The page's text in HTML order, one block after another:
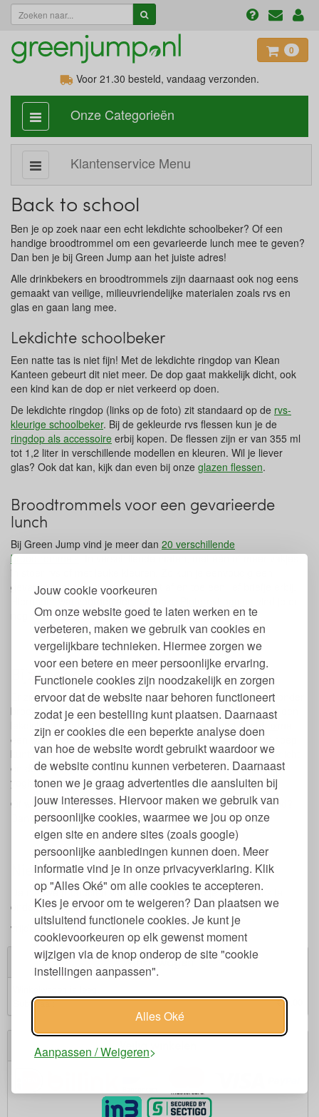
Jouw cookie voorkeuren
Om onze website goed te laten werken en te
verbeteren, maken we gebruik van cookies en
vergelijkbare technieken. Hiermee zorgen we
voor een betere en meer persoonlijke ervaring.
Functionele cookies zijn noodzakelijk en zorgen
ervoor dat de website naar behoren functioneert
zodat je een bestelling kunt plaatsen. Daarnaast
zijn er cookies die een beperkte analyse doen
van hoe de website wordt gebruikt waardoor we
de website continu kunnen verbeteren. Daarnaast
tonen we je graag advertenties die aansluiten bij
jouw interesses. Hiervoor maken we gebruik van
persoonlijke cookies, waarmee we jou op onze
eigen site en andere sites (zoals google)
persoonlijke aanbiedingen kunnen doen. Meer
informatie vind je in onze privacyverklaring. Klik
op "Alles Oké" om alle cookies te accepteren.
Kies je ervoor om te weigeren? Dan plaatsen we
uitsluitend functionele cookies. Je kunt je
cookievoorkeuren op elk gewenst moment
wijzigen via de knop onderop de site "cookie
instellingen aanpassen".
Alles Oké
Aanpassen / Weigeren
0
Voor 21.30 besteld, vandaag verzonden.
categorie
aan,
uit
Onze Categorieën
SubcategorieKlantenservice Menu
Back to school
Ben je op zoek naar een echt lekdichte schoolbeker? Of een
handige broodtrommel om een gevarieerde lunch mee te geven?
Dan ben je bij Green Jump aan het juiste adres!
Alle drinkbekers en broodtrommels zijn daarnaast ook nog eens
gemaakt van veilige, milieuvriendelijke materialen zoals rvs en
glas en gaan lang mee.
Lekdichte schoolbeker
Een natte tas is niet fijn! Met de lekdichte ringdop van Klean
Kanteen gebeurt dit niet meer. De dop gaat makkelijk dicht, ook
een kind kan de dop er niet verkeerd op doen.
De lekdichte ringdop (links op de foto) zit standaard op de rvs-
kleurige schoolbeker. Bij de gekleurde rvs flessen kun je de
ringdop als accessoire erbij kopen. De flessen zijn er van 355 ml
tot 1,2 liter in verschillende modellen en kleuren. Wil je liever
glas? Ook dat kan, kijk dan even bij onze glazen flessen.
Broodtrommels voor een gevarieerde
lunch
Bij Green Jump vind je meer dan 20 verschillende
broodtrommels. In verschillende maten, met één of meer vakjes,
in stoer rvs of met leuke kleuren. Zo kun je eenvoudig een
gevarieerde lunch meegeven met af en toe een lief briefje erbij.
nog veel meer.
Bijzondere (lekdichte) broodtrommels
Er zijn naast de broodtrommels met vakjes, ook andere bijzonder
broodtrommels verkrijgbaar. Ben je misschien op zoek naar een
lekdichte broodtrommel zoals de
Splash van Eco-Lunchbox
een walvis erop of de Clicks van Lunchbotswaarin je zelfs soep
kunt meenemen. Natuurlijk zijn ook onzethermosbakjes lekdicht
en deze houden meteen jouw eten koel of warm. Ideaal voor
yoghurt, soep of pasta bijvoorbeeld.
Of wil je liever aparte doosjes voor bijvoorbeeld fruit en brood?
Dan is deThree-in-Oneof de Tri Bentoeen goede optie.
Nieuw bij Green Jump!
De nieuwe producten van Green Jump vind je op de website
onder het tabjeNieuw.
vrijdag 27 februari 2015
Winkelwagen
Subtotaal:
€ 0,00
Veilig winkelen